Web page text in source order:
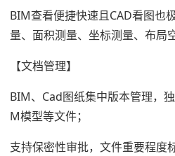
BIM查看便捷快速且CAD看图也
量、面积测量、坐标测量、布局
【文档管理】
BIM、Cad图纸集中版本管理，
M模型等文件；
支持保密性审批，文件重要程度